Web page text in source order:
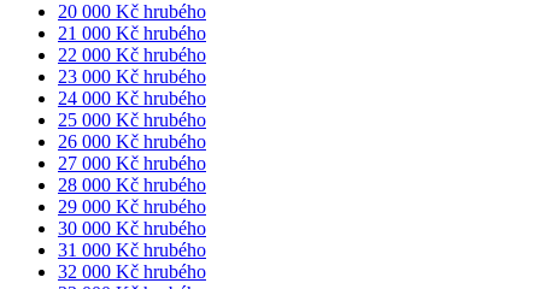
20 000 Kč hrubého
21 000 Kč hrubého
22 000 Kč hrubého
23 000 Kč hrubého
24 000 Kč hrubého
25 000 Kč hrubého
26 000 Kč hrubého
27 000 Kč hrubého
28 000 Kč hrubého
29 000 Kč hrubého
30 000 Kč hrubého
31 000 Kč hrubého
32 000 Kč hrubého